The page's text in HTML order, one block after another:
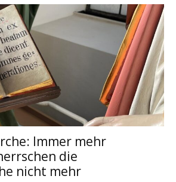
Immer mehr
die
nicht mehr